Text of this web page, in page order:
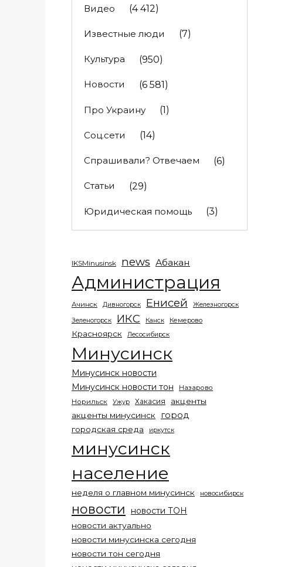
Видео
(4 412)
Известные люди (7)
Культура (950)
Новости (6 581)
Про Украину (1)
Соц.сети (14)
Спрашивали? Отвечаем (6)
Статьи (29)
Юридическая помощь (3)
IKSMinusinsk news Абакан
Администрация
Ачинск Дивногорск Енисей Железногорск
Зеленогорск ИКС Канск Кемерово
Красноярск Лесосибирск
Минусинск
Минусинск новости
Минусинск новости тон
Назарово
Норильск
Ужур Хакасия
акценты
акценты минусинск
город
городская среда иркутск
минусинск
население
неделя о главном минусинск новосибирск
новости новости ТОН
новости актуально
новости минусинска сегодня
новости тон сегодня